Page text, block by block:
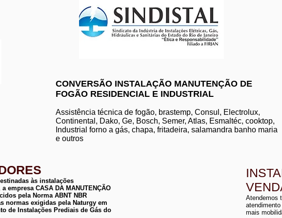
instalação de
conserto de aquecedor
manutenção de
instalação de
CONVERSÃO INSTALAÇÃO MANUTENÇÃO DE
FOGÃO RESIDENCIAL E INDUSTRIAL
Assistência técnica de fogão, brastemp, Consul, Electrolux,
Continental, Dako, Ge, Bosch, Semer, Atlas, Esmaltéc, cooktop,
Industrial forno a gás, chapa, fritadeira, salamandra banho maria
e outros
às instalações
empresa CASA DA MANUTENÇÃO
pela Norma ABNT NBR
normas exigidas pela Naturgy em
de Instalações Prediais de Gás do
Atendemos
mais